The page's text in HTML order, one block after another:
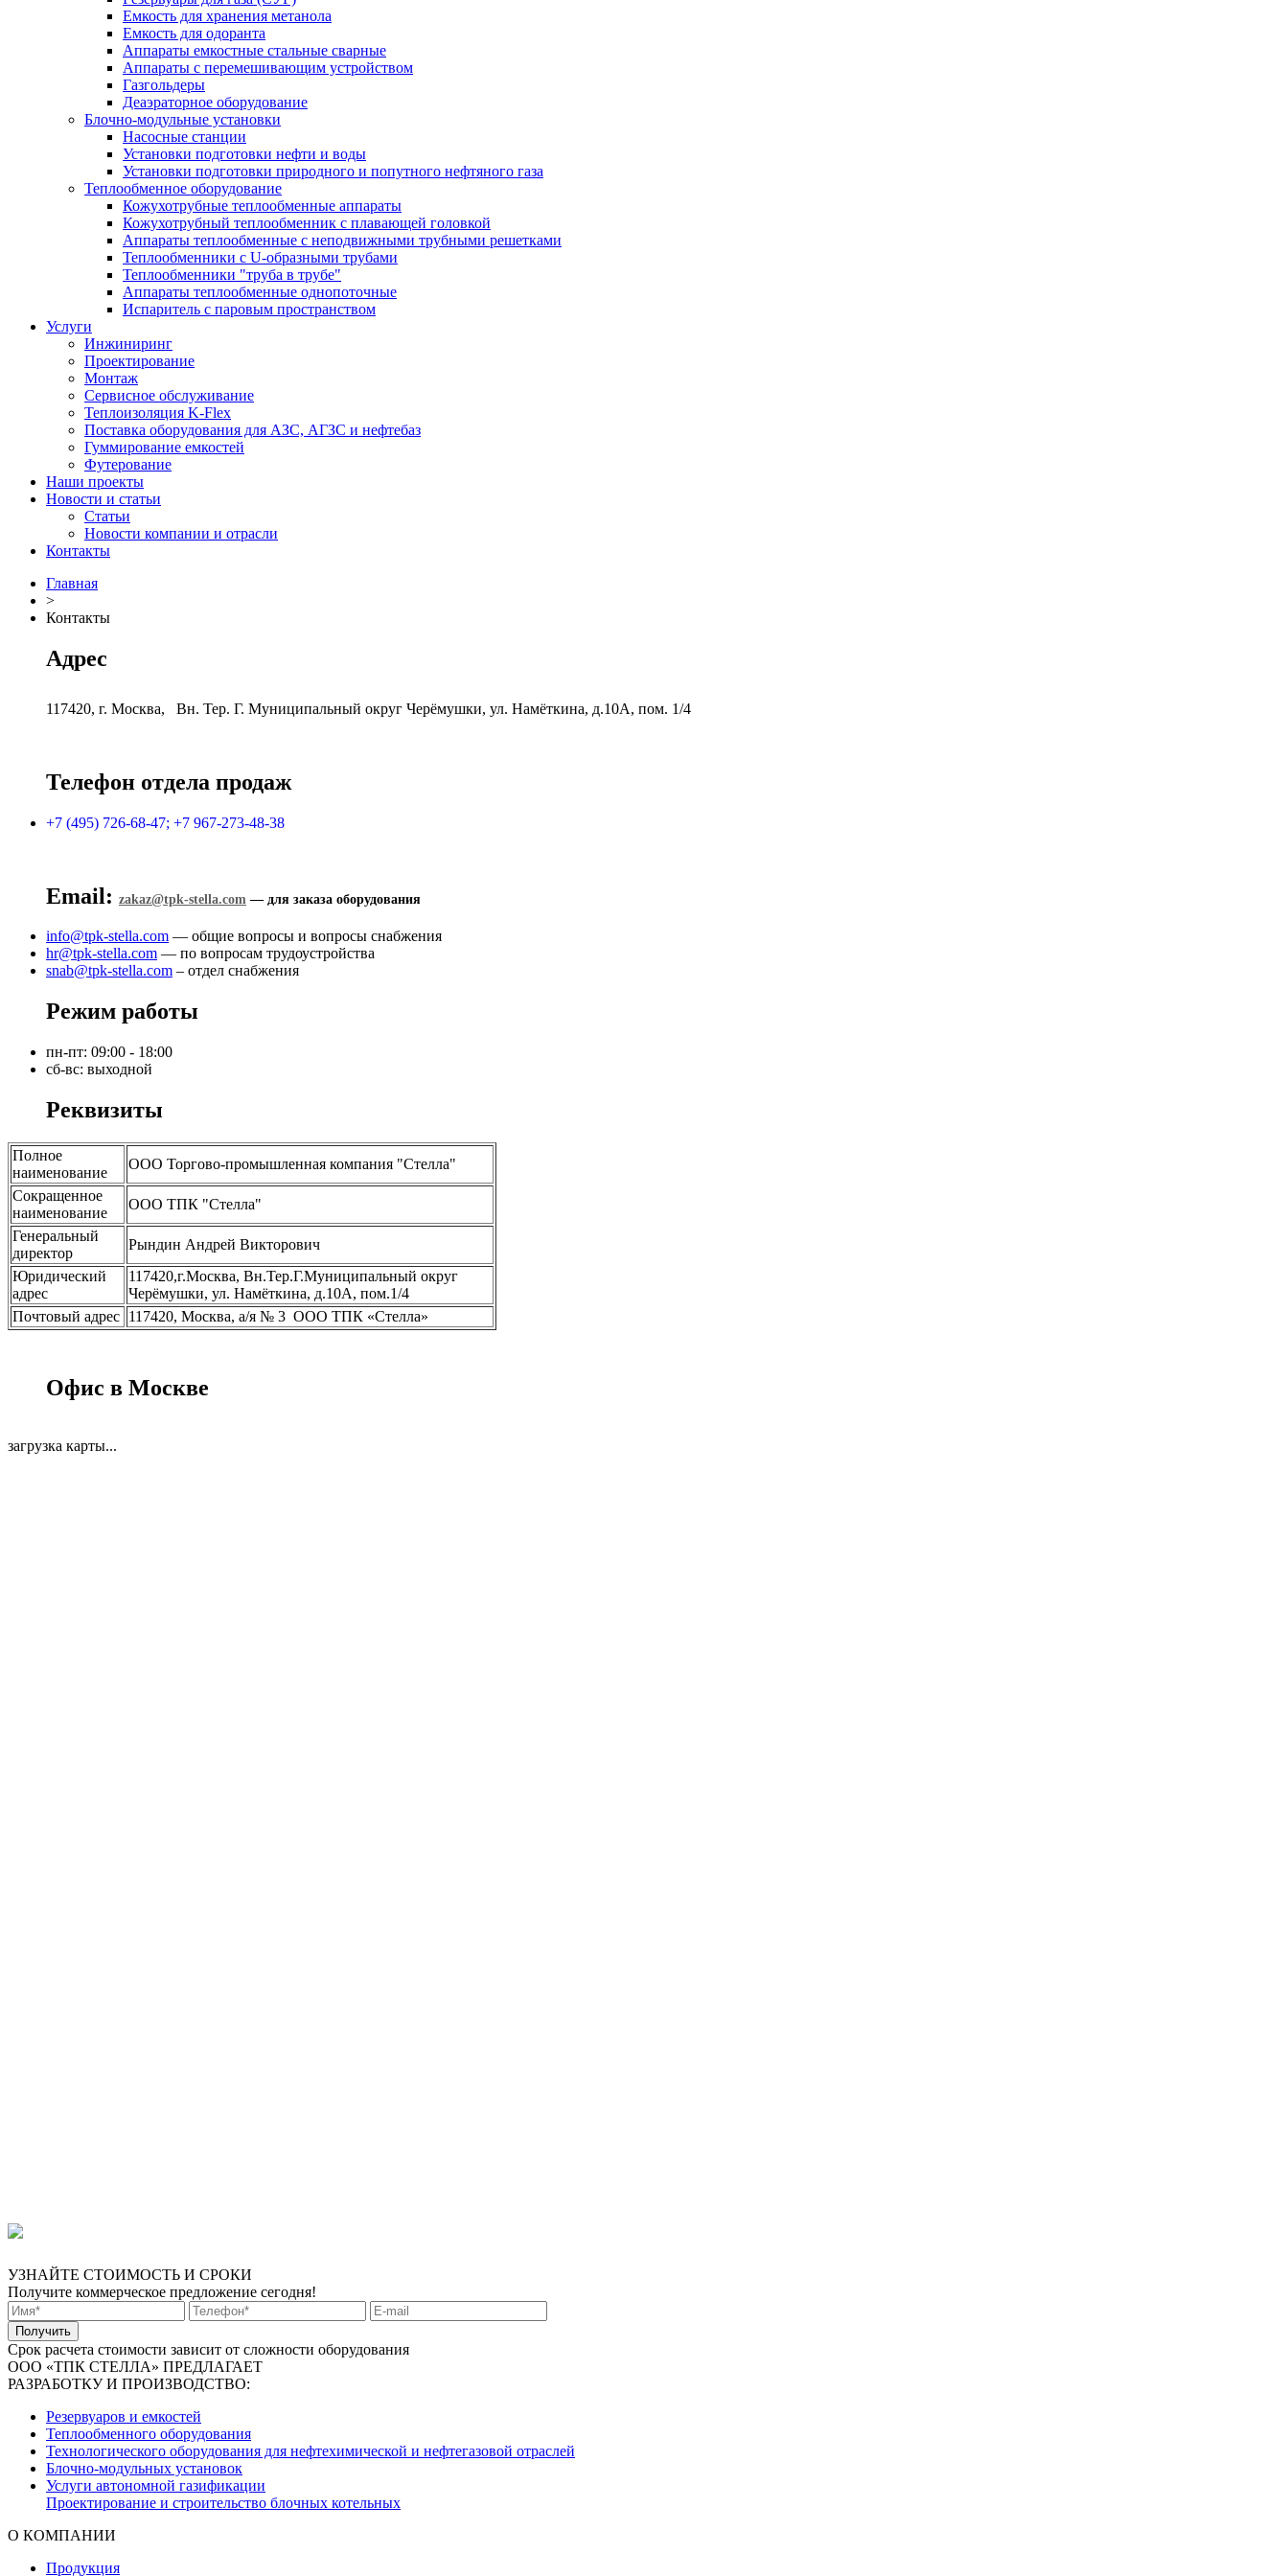
Емкость для хранения метанола
Емкость для одоранта
Аппараты емкостные стальные сварные
Аппараты с перемешивающим устройством
Газгольдеры
Деаэраторное оборудование
Блочно-модульные установки
Насосные станции
Установки подготовки нефти и воды
Установки подготовки природного и попутного нефтяного газа
Теплообменное оборудование
Кожухотрубные теплообменные аппараты
Кожухотрубный теплообменник с плавающей головкой
Аппараты теплообменные с неподвижными трубными решетками
Теплообменники с U-образными трубами
Теплообменники "труба в трубе"
Аппараты теплообменные однопоточные
Испаритель с паровым пространством
Услуги
Инжиниринг
Проектирование
Монтаж
Сервисное обслуживание
Теплоизоляция K-Flex
Поставка оборудования для АЗС, АГЗС и нефтебаз
Гуммирование емкостей
Футерование
Наши проекты
Новости и статьи
Статьи
Новости компании и отрасли
Контакты
Главная
>
Контакты
Адрес
117420, г. Москва, Вн. Тер. Г. Муниципальный округ Черёмушки, ул. Намёткина, д.10А, пом. 1/4
Телефон отдела продаж
+7 (495) 726-68-47; +7 967-273-48-38
Email: zakaz@tpk-stella.com — для заказа оборудования
info@tpk-stella.com — общие вопросы и вопросы снабжения
hr@tpk-stella.com — по вопросам трудоустройства
snab@tpk-stella.com – отдел снабжения
Режим работы
пн-пт: 09:00 - 18:00
сб-вс: выходной
Реквизиты
Полное
наименование
ООО Торгово-промышленная компания "Стелла"
Сокращенное
наименование
ООО ТПК "Стелла"
Генеральный
директор
Рындин Андрей Викторович
Юридический
адрес
117420,г.Москва, Вн.Тер.Г.Муниципальный округ
Черёмушки, ул. Намёткина, д.10А, пом.1/4
Почтовый адрес 117420, Москва, а/я № 3 ООО ТПК «Стелла»
Офис в Москве
загрузка карты...
УЗНАЙТЕ СТОИМОСТЬ И СРОКИ
Получите коммерческое предложение сегодня!
Срок расчета стоимости зависит от сложности оборудования
ООО «ТПК СТЕЛЛА» ПРЕДЛАГАЕТ
РАЗРАБОТКУ И ПРОИЗВОДСТВО:
Резервуаров и емкостей
Теплообменного оборудования
Технологического оборудования для нефтехимической и нефтегазовой отраслей
Блочно-модульных установок
Услуги автономной газификации
Проектирование и строительство блочных котельных
О КОМПАНИИ
Продукция